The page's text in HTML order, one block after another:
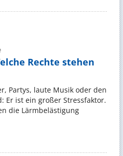
Rechte stehen
Partys, laute Musik oder den
Er ist ein großer Stressfaktor.
die Lärmbelästigung